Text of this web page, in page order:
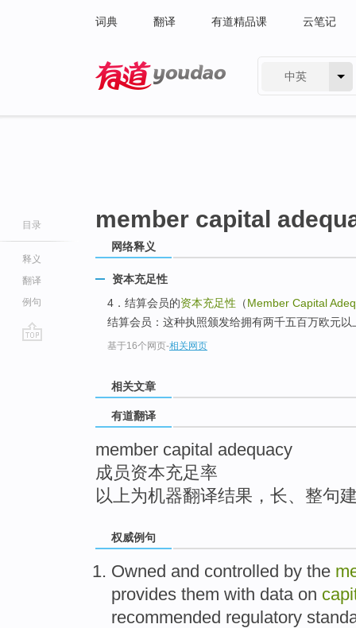
词典 翻译 有道精品课 云笔记
中英
目录
释义
翻译
例句
member capital
网络释义
资本充足性
4．结算会员的资本充足性 （Member Capital
结算会员：这种执照颁发给拥有两千五百万欧元
基于16个网页-相关网页
相关文章
有道翻译
member capital adequacy
成员资本充足率
以上为机器翻译结果，长、整句
权威例句
Owned and controlled by the
provides them with data on
recommended regulatory